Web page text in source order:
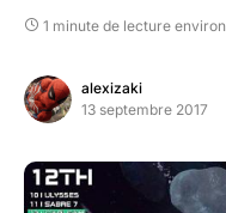
1 minute de lecture environ
alexizaki
13 septembre 2017